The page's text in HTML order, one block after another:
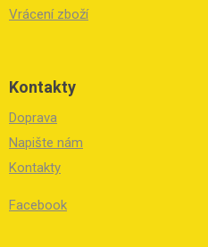
Vrácení zboží
Kontakty
Doprava
Napište nám
Kontakty
Facebook